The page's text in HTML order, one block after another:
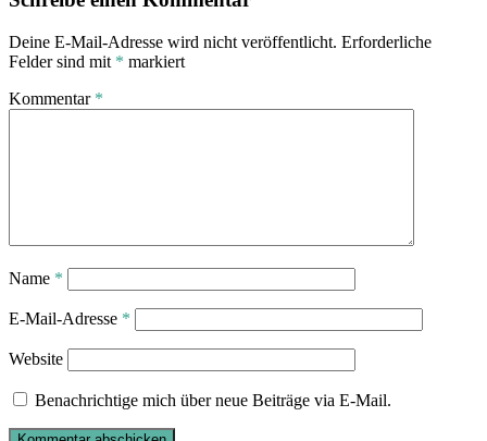
Deine E-Mail-Adresse wird nicht veröffentlicht. Erforderliche
Felder sind mit * markiert
Kommentar *
Name *
E-Mail-Adresse *
Website
Benachrichtige mich über neue Beiträge via E-Mail.